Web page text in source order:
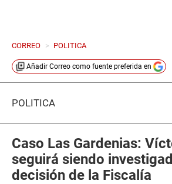
CORREO > POLITICA
Añadir Correo como fuente preferida en
POLÍTICA
Caso Las Gardenias:
seguirá siendo
decisión de la Fiscalía